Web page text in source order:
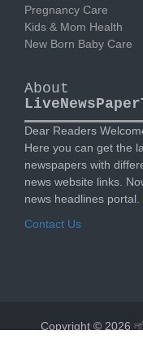
Pregnancy Care
Kids & Mom Health
New Born Baby Care
About
Dear Readers
Here you can get the
newspapers with
news website links.
news headlines portal.
Contact Us
Copyright © 2026